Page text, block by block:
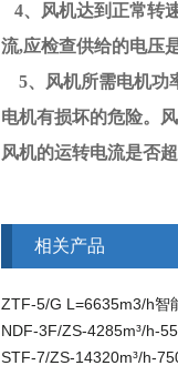
4、风机达到正常转
流,应检查供给的电压
5、风机所需电机功
电机有损坏的危险。
风机的运转电流是否
相关产品